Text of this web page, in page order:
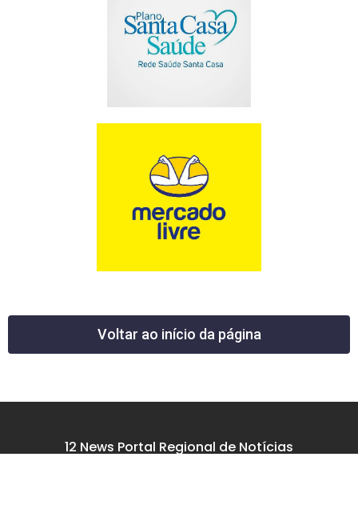
Voltar ao início da página
12 News Portal Regional de Notícias